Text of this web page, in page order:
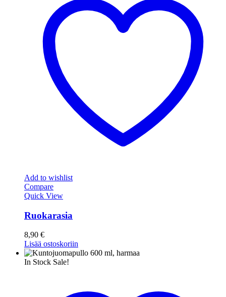
Add to wishlist
Compare
Quick View
Ruokarasia
8,90 €
Lisää ostoskoriin
In Stock Sale!